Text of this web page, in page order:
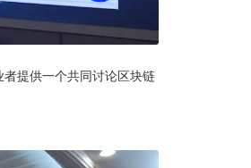
提供一个共同讨论区块链